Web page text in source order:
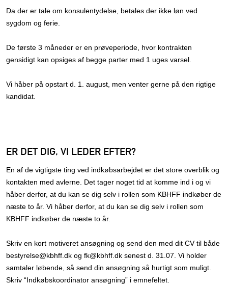
Da der er tale om konsulentydelse, betales der ikke løn ved
sygdom og ferie.
De første 3 måneder er en prøveperiode, hvor kontrakten
gensidigt kan opsiges af begge parter med 1 uges varsel.
Vi håber på opstart d. 1. august, men venter gerne på den rigtige
kandidat.
ER DET DIG, VI LEDER EFTER?
En af de vigtigste ting ved indkøbsarbejdet er det store overblik og
kontakten med avlerne. Det tager noget tid at komme ind i og vi
håber derfor, at du kan se dig selv i rollen som KBHFF indkøber de
næste to år. Vi håber derfor, at du kan se dig selv i rollen som
KBHFF indkøber de næste to år.
Skriv en kort motiveret ansøgning og send den med dit CV til både
bestyrelse@kbhff.dk og fk@kbhff.dk senest d. 31.07. Vi holder
samtaler løbende, så send din ansøgning så hurtigt som muligt.
Skriv “Indkøbskoordinator ansøgning” i emnefeltet.